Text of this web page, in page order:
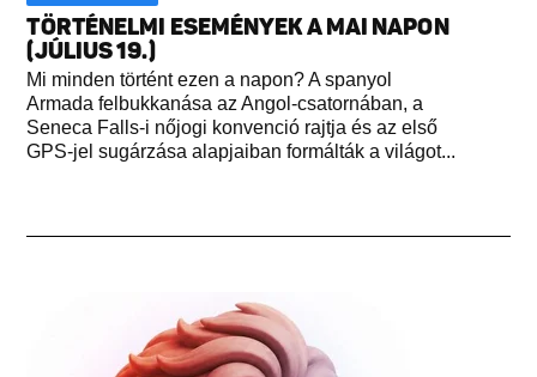
TÖRTÉNELMI ESEMÉNYEK A MAI NAPON
(JÚLIUS 19.)
Mi minden történt ezen a napon? A spanyol
Armada felbukkanása az Angol-csatornában, a
Seneca Falls-i nőjogi konvenció rajtja és az első
GPS-jel sugárzása alapjaiban formálták a világot...